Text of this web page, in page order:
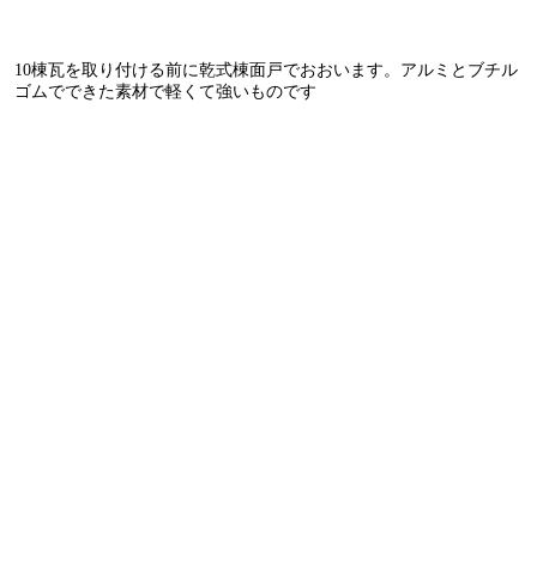
10棟瓦を取り付ける前に乾式棟面戸でおおいます。アルミとブチル
ゴムでできた素材で軽くて強いものです